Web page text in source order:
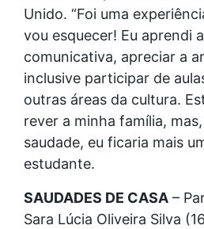
Unido. “Foi uma
vou esquecer! Eu aprendi
comunicativa, apreciar a
inclusive participar de
outras áreas da cultura.
rever a minha família,
saudade, eu ficaria mais
estudante.
SAUDADES DE CASA –
Sara Lúcia Oliveira Silva